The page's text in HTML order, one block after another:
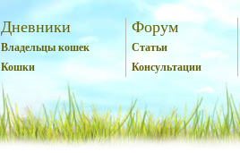
Дневники
Владельцы кошек
Кошки
Форум
Статьи
Консультации